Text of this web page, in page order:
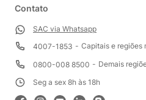
Contato
SAC via Whatsapp
4007-1853
Capitais e regiões
0800-008 8500
Demais
Seg a sex 8h às 18h